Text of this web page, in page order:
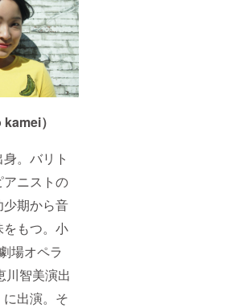
）
。バリト
アニストの
期から音
もつ。小
場オペラ
川智美演出
に出演。そ